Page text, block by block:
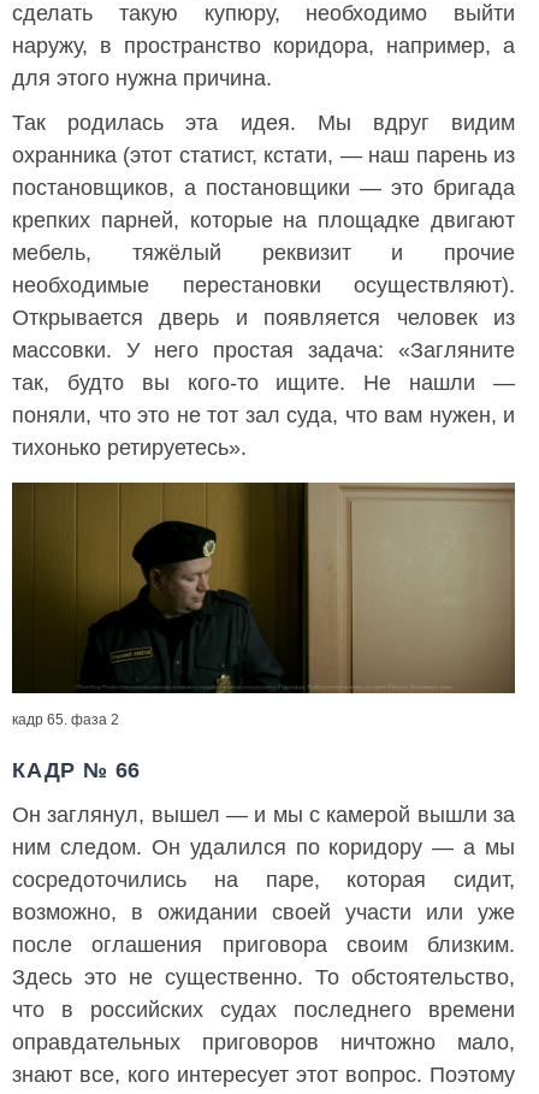
сделать такую купюру, необходимо выйти
наружу, в пространство коридора, например, а
для этого нужна причина.
Так родилась эта идея. Мы вдруг видим
охранника (этот статист, кстати, — наш парень из
постановщиков, а постановщики — это бригада
крепких парней, которые на площадке двигают
мебель, тяжёлый реквизит и прочие
необходимые перестановки осуществляют).
Открывается дверь и появляется человек из
массовки. У него простая задача: «Загляните
так, будто вы кого-то ищите. Не нашли —
поняли, что это не тот зал суда, что вам нужен, и
тихонько ретируетесь».
кадр 65. фаза 2
КАДР № 66
Он заглянул, вышел — и мы с камерой вышли за
ним следом. Он удалился по коридору — а мы
сосредоточились на паре, которая сидит,
возможно, в ожидании своей участи или уже
после оглашения приговора своим близким.
Здесь это не существенно. То обстоятельство,
что в российских судах последнего времени
оправдательных приговоров ничтожно мало,
знают все, кого интересует этот вопрос. Поэтому